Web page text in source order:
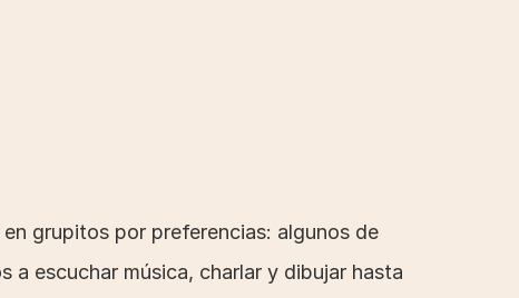
grupitos por preferencias: algunos de
a escuchar música, charlar y dibujar hasta